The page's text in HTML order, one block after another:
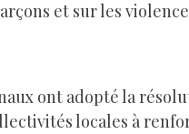
et sur les
ont adopté la
locales à